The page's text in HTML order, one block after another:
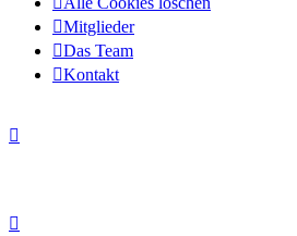
Mitglieder
Das Team
Kontakt